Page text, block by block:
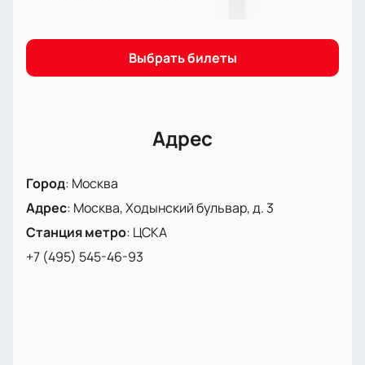
покупку. Не откладывайте на потом — купите
билеты на нашем сайте уже сегодня и насладитесь
атмосферой большого хоккея на арене
Выбрать билеты
Адрес
Город: Москва
Адрес: Москва, Ходынский бульвар, д. 3
Станция метро: ЦСКА
+7 (495) 545-46-93